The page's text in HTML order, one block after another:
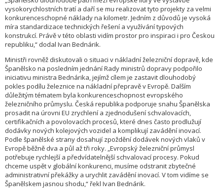
vysokorychlostních tratí a daří se mu realizovat tyto projekty za velmi
konkurenceschopné náklady na kilometr. Jedním z důvodů je vysoká
míra standardizace technických řešení a využívání typových
konstrukcí. Právě v této oblasti vidím prostor pro inspiraci i pro Českou
republiku,“ dodal Ivan Bednárik.
Ministři rovněž diskutovali o situaci v nákladní železniční dopravě, kde
Španělsko na posledním jednání Rady ministrů dopravy podpořilo
iniciativu ministra Bednárika, jejímž cílem je zastavit dlouhodobý
pokles podílu železnice na nákladní přepravě v Evropě. Dalším
důležitým tématem byla konkurenceschopnost evropského
železničního průmyslu. Česká republika podporuje snahu Španělska
prosadit na úrovni EU zrychlení a zjednodušení schvalovacích,
certifikačních a povolovacích procesů, které dnes často prodlužují
dodávky nových kolejových vozidel a komplikují zavádění inovací.
Podle španělské strany dosahují zpoždění dodávek nových vlaků v
Evropě běžně dva a půl až tři roky. „Evropský železniční průmysl
potřebuje rychlejší a předvídatelnější schvalovací procesy. Pokud
chceme uspět v globální konkurenci, musíme odstranit zbytečné
administrativní překážky a urychlit zavádění inovací. V tom vidíme se
Španělskem jasnou shodu,“ řekl Ivan Bednárik.